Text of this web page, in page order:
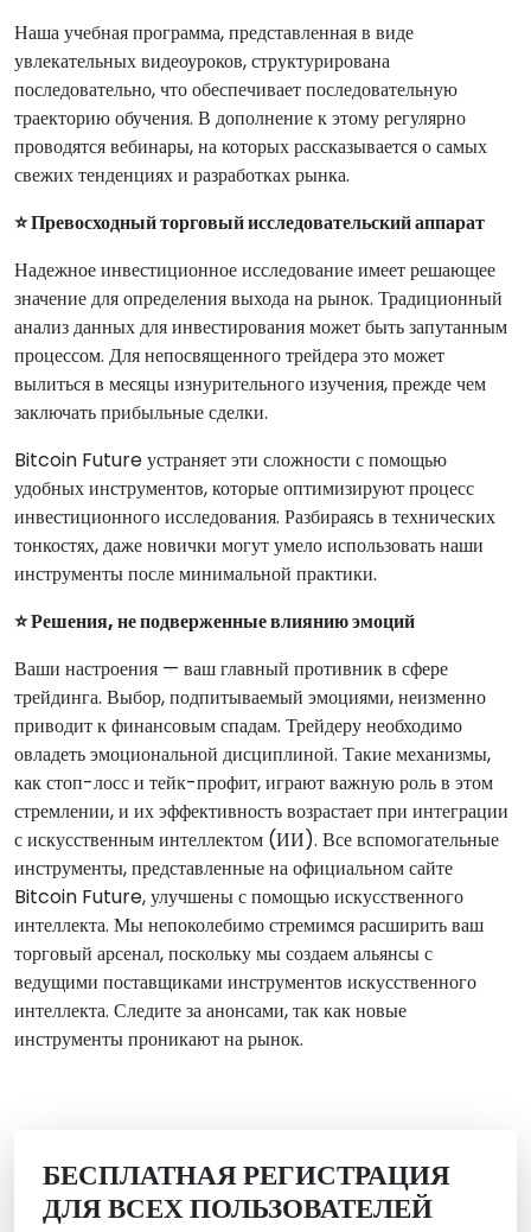
Наша учебная программа, представленная в виде
увлекательных видеоуроков, структурирована
последовательно, что обеспечивает последовательную
траекторию обучения. В дополнение к этому регулярно
проводятся вебинары, на которых рассказывается о самых
свежих тенденциях и разработках рынка.
⭐ Превосходный торговый исследовательский аппарат
Надежное инвестиционное исследование имеет решающее
значение для определения выхода на рынок. Традиционный
анализ данных для инвестирования может быть запутанным
процессом. Для непосвященного трейдера это может
вылиться в месяцы изнурительного изучения, прежде чем
заключать прибыльные сделки.
Bitcoin Future устраняет эти сложности с помощью
удобных инструментов, которые оптимизируют процесс
инвестиционного исследования. Разбираясь в технических
тонкостях, даже новички могут умело использовать наши
инструменты после минимальной практики.
⭐ Решения, не подверженные влиянию эмоций
Ваши настроения — ваш главный противник в сфере
трейдинга. Выбор, подпитываемый эмоциями, неизменно
приводит к финансовым спадам. Трейдеру необходимо
овладеть эмоциональной дисциплиной. Такие механизмы,
как стоп-лосс и тейк-профит, играют важную роль в этом
стремлении, и их эффективность возрастает при интеграции
с искусственным интеллектом (ИИ). Все вспомогательные
инструменты, представленные на официальном сайте
Bitcoin Future, улучшены с помощью искусственного
интеллекта. Мы непоколебимо стремимся расширить ваш
торговый арсенал, поскольку мы создаем альянсы с
ведущими поставщиками инструментов искусственного
интеллекта. Следите за анонсами, так как новые
инструменты проникают на рынок.
БЕСПЛАТНАЯ РЕГИСТРАЦИЯ
ДЛЯ ВСЕХ ПОЛЬЗОВАТЕЛЕЙ